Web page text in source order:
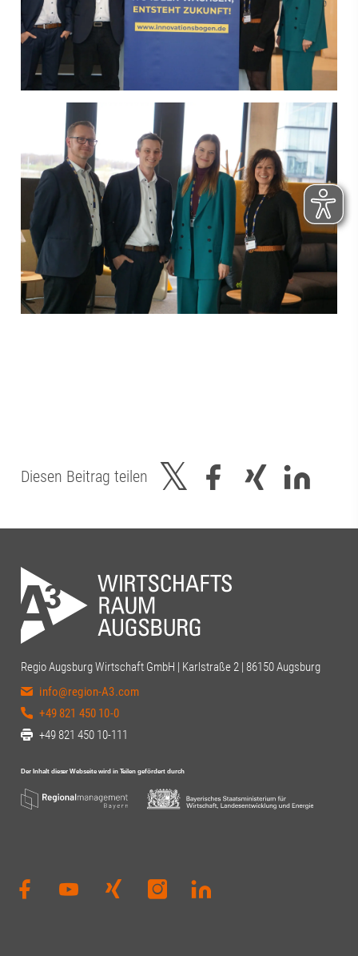
Diesen Beitrag teilen
Regio Augsburg Wirtschaft GmbH | Karlstraße 2 | 86150 Augsburg
info@region-A3.com
+49 821 450 10-0
+49 821 450 10-111